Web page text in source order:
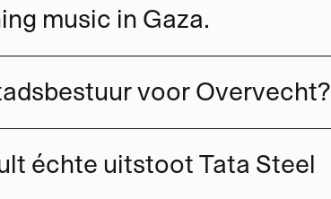
music in Gaza.
voor Overvecht?
échte uitstoot Tata Steel